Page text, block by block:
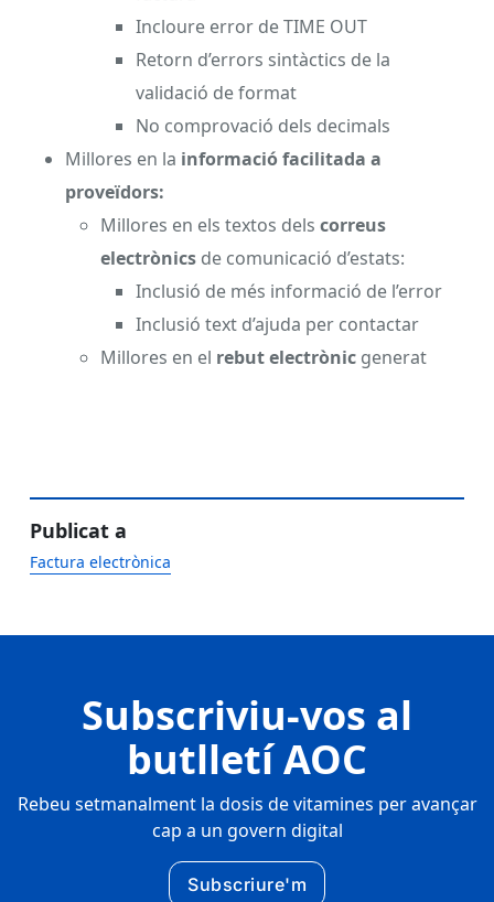
Incloure error de TIME OUT
Retorn d’errors sintàctics de la
validació de format
No comprovació dels decimals
Millores en la informació facilitada a
proveïdors:
Millores en els textos dels correus
electrònics de comunicació d’estats:
Inclusió de més informació de l’error
Inclusió text d’ajuda per contactar
Millores en el rebut electrònic generat
Publicat a
Factura electrònica
Subscriviu-vos al
butlletí AOC
Rebeu setmanalment la dosis de vitamines per avançar
cap a un govern digital
Subscriure'm